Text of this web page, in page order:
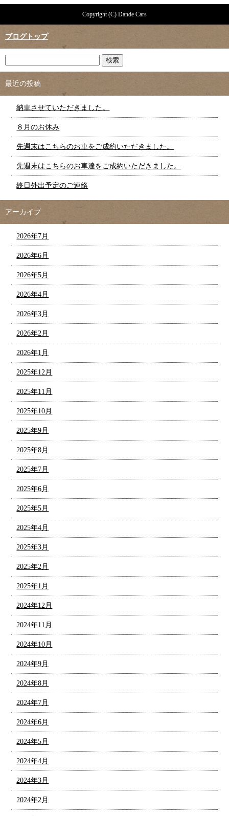
Copyright (C) Dande Cars
ブログトップ
最近の投稿
納車させていただきました。
８月のお休み
先週末はこちらのお車をご成約いただきました。
先週末はこちらのお車達をご成約いただきました。
終日外出予定のご連絡
アーカイブ
2026年7月
2026年6月
2026年5月
2026年4月
2026年3月
2026年2月
2026年1月
2025年12月
2025年11月
2025年10月
2025年9月
2025年8月
2025年7月
2025年6月
2025年5月
2025年4月
2025年3月
2025年2月
2025年1月
2024年12月
2024年11月
2024年10月
2024年9月
2024年8月
2024年7月
2024年6月
2024年5月
2024年4月
2024年3月
2024年2月